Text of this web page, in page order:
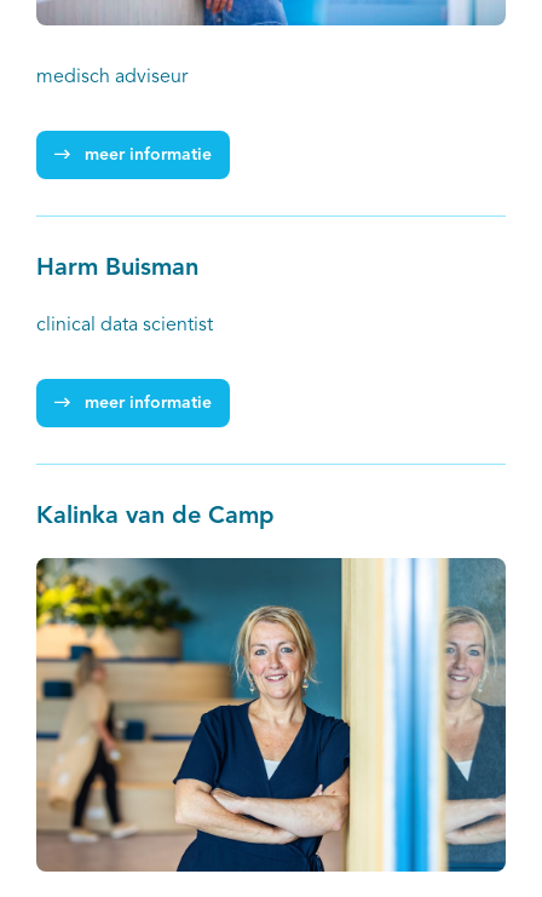
medisch adviseur
meer informatie
Harm Buisman
clinical data scientist
meer informatie
Kalinka van de Camp